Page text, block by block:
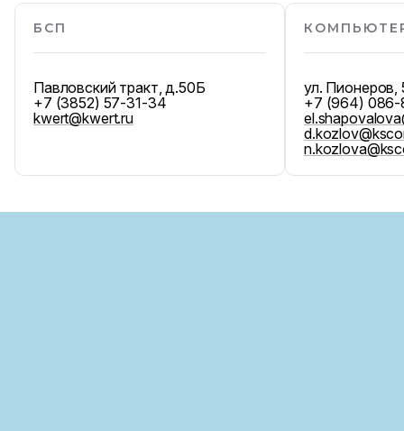
БСП
Павловский тракт, д.50Б
+7 (3852) 57-31-34
kwert@kwert.ru
ул. Пионеров,
+7 (964) 086-